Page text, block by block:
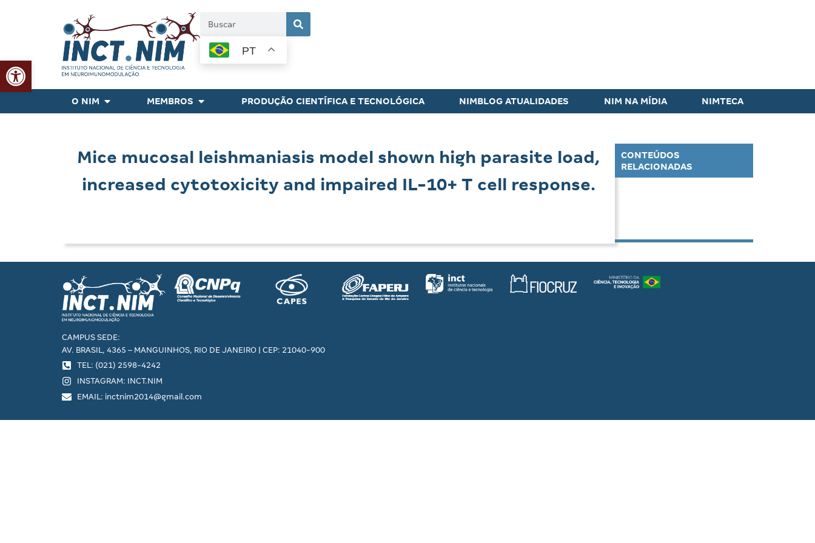
Abrir a barra de ferramentas
PT
O NIM MEMBROS PRODUÇÃO CIENTÍFICA E TECNOLÓGICA NIMBLOG ATUALIDADES NIM NA MÍDIA NIMTECA
Mice mucosal leishmaniasis model shown high parasite load,
increased cytotoxicity and impaired IL-10+ T cell response.
CONTEÚDOS
RELACIONADAS
CAMPUS SEDE:
AV. BRASIL, 4365 – MANGUINHOS, RIO DE JANEIRO | CEP: 21040-900
TEL: (021) 2598-4242
INSTAGRAM: INCT.NIM
EMAIL: inctnim2014@gmail.com